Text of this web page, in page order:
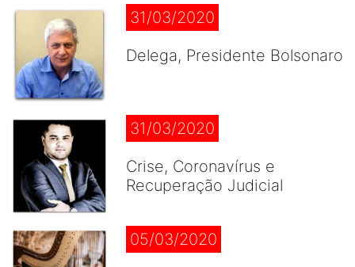
31/03/2020
Delega, Presidente Bolsonaro
31/03/2020
Crise, Coronavírus e
Recuperação Judicial
05/03/2020